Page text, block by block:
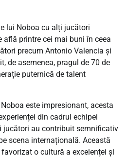
lui Noboa cu alți jucători
află printre cei mai buni în ceea
precum Antonio Valencia și
de asemenea, pragul de 70 de
puternică de talent
este impresionant, acesta
din cadrul echipei
jucători au contribuit semnificativ
scena internațională. Această
o cultură a excelenței și